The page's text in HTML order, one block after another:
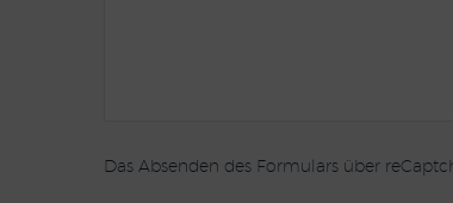
Das Absenden des Formulars über